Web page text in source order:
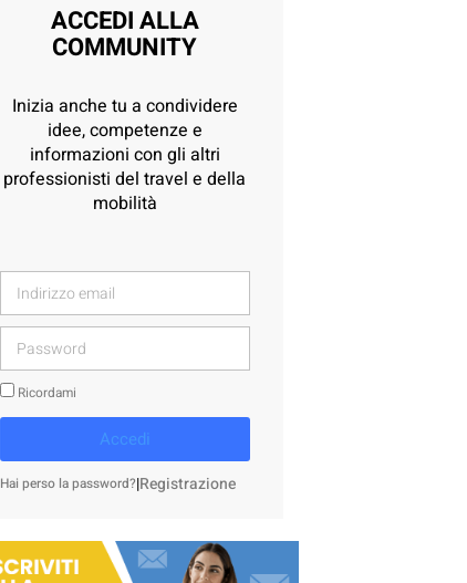
ACCEDI ALLA
COMMUNITY
Inizia anche tu a condividere
idee, competenze e
informazioni con gli altri
professionisti del travel e della
mobilità
Ricordami
Accedi
Hai perso la password?|Registrazione